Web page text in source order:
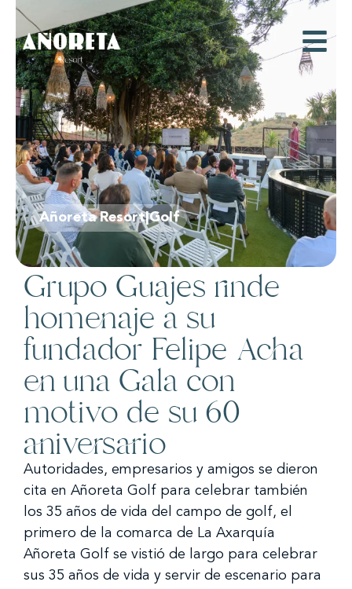
Añoreta Resort|Golf
Grupo Guajes rinde
homenaje a su
fundador Felipe Acha
en una Gala con
motivo de su 60
aniversario
Autoridades, empresarios y amigos se dieron
cita en Añoreta Golf para celebrar también
los 35 años de vida del campo de golf, el
primero de la comarca de La Axarquía
Añoreta Golf se vistió de largo para celebrar
sus 35 años de vida y servir de escenario para